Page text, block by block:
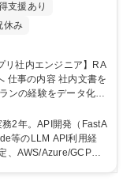
支援あり
休み
ンの経験をデータ化
ル開発など、データ駆
するRAG（ナレッジA
クス化や全社展開へと
2年。API開発（FastA
等のLLM API利用経
、AWS/Azure/GCP関